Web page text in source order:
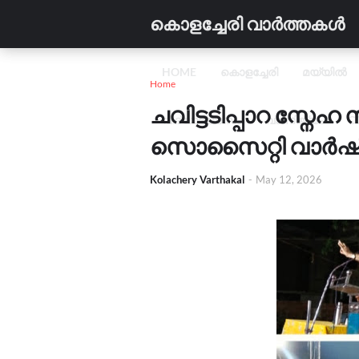
കൊളച്ചേരി വാർത്തകൾ
HOME കൊളച്ചേരി മയ്യിൽ
വിദ്യാഭ്യാസം വാണിജ്യം
Home
ചവിട്ടടിപ്പാറ
സൊസൈറ്റി
Kolachery Varthakal - May 12, 2026